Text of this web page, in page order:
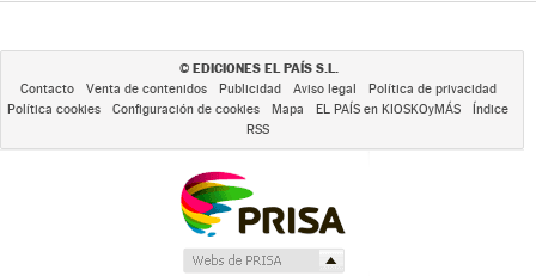
© EDICIONES EL PAÍS S.L.
Contacto Venta de contenidos Publicidad Aviso legal
Política de privacidad
Política cookies
Configuración de cookies Mapa EL PAÍS en KIOSKOyMÁS
Índice
RSS